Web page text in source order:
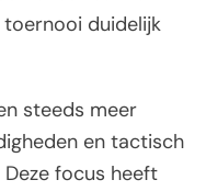
duidelijk
steeds meer
en tactisch
focus heeft